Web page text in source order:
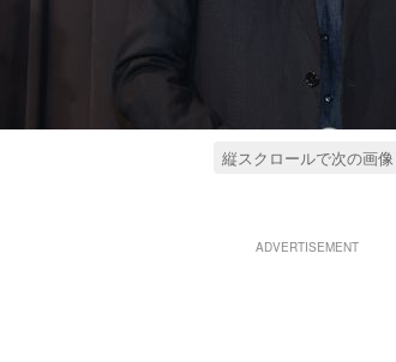
縦スクロールで次の画像
ADVERTISEMENT